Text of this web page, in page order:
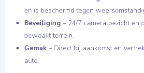
en is beschermd tegen
Beveiliging – 24/7 cameratoezicht en
bewaakt terrein.
Gemak – Direct bij aankomst en
auto.